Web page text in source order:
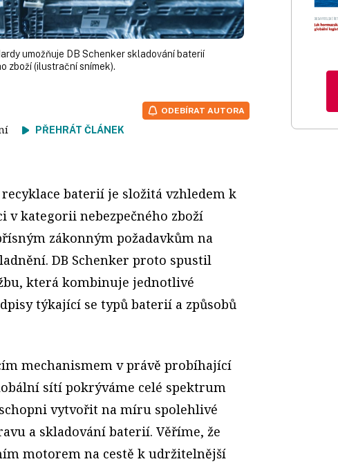
umožňuje DB Schenker skladování baterií
zboží (ilustrační snímek).
PŘEHRÁT ČLÁNEK
ODEBÍRAT AUTORA
baterií je složitá vzhledem k
v kategorii nebezpečného zboží
zákonným požadavkům na
DB Schenker proto spustil
která kombinuje jednotlivé
týkající se typů baterií a způsobů
mechanismem v právě probíhající
sítí pokrýváme celé spektrum
vytvořit na míru spolehlivé
a skladování baterií. Věříme, že
motorem na cestě k udržitelnější